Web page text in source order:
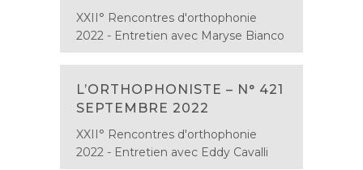
XXII° Rencontres d'orthophonie
2022 - Entretien avec Maryse Bianco
L’ORTHOPHONISTE – N° 421
SEPTEMBRE 2022
XXII° Rencontres d'orthophonie
2022 - Entretien avec Eddy Cavalli